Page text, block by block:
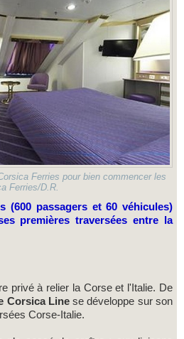
Ferries pour bien commencer les
Ferries/D.R.
premières traversées entre la
privé à relier la Corse et l'Italie. De
Corsica Linese développe sur son
Corse-Italie.